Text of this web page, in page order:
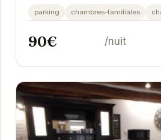
non-fumeurs, l'établissement
parking chambres-familiales
90€ /nuit